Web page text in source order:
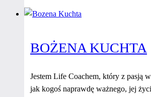
BOŻENA KUCHTA
Jestem Life Coachem, który z pasją
jak kogoś naprawdę ważnego, jej